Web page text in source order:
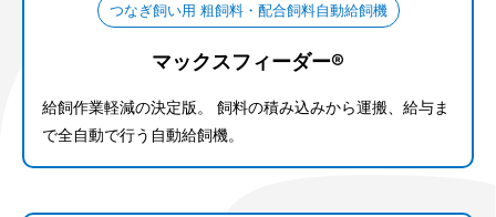
つなぎ飼い用 粗飼料・配合飼料自動給飼機
マックスフィーダー®
給飼作業軽減の決定版。 飼料の積み込みから運搬、給与ま
で全自動で行う自動給飼機。